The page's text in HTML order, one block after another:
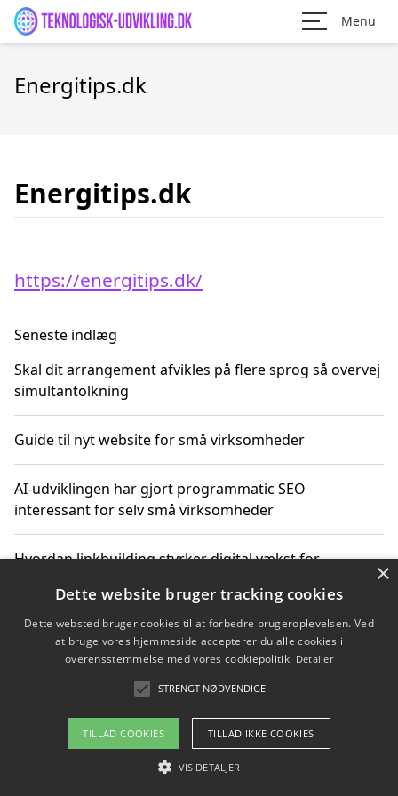
Menu
Energitips.dk
Energitips.dk
https://energitips.dk/
Seneste indlæg
Skal dit arrangement afvikles på flere sprog så overvej
simultantolkning
Guide til nyt website for små virksomheder
AI-udviklingen har gjort programmatic SEO
interessant for selv små virksomheder
Hvordan linkbuilding styrker digital vækst for
Sådan har udviklingen inden for genbrug af elektronik
ændret sig
Copyright 2026 - Pilanto Aps
Om / kontakt
×
Dette website bruger tracking cookies
Dette websted bruger cookies til at forbedre brugeroplevelsen. Ved
at bruge vores hjemmeside accepterer du alle cookies i
overensstemmelse med vores cookiepolitik. Detaljer
STRENGT NØDVENDIGE
TILLAD COOKIES TILLAD IKKE COOKIES
VIS DETALJER